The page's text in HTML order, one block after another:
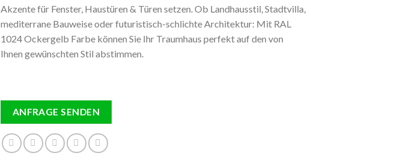
Akzente für Fenster, Haustüren & Türen setzen. Ob Landhausstil, Stadtvilla,
mediterrane Bauweise oder futuristisch-schlichte Architektur: Mit RAL
1024 Ockergelb Farbe können Sie Ihr Traumhaus perfekt auf den von
Ihnen gewünschten Stil abstimmen.